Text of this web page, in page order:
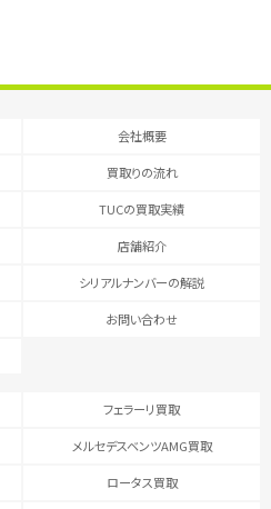
会社概要
買取りの流れ
TUCの買取実績
店舗紹介
シリアルナンバーの解説
お問い合わせ
フェラーリ買取
メルセデスベンツAMG買取
ロータス買取